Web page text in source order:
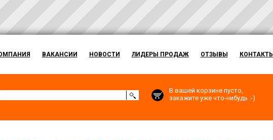
ВАКАНСИИ НОВОСТИ ЛИДЕРЫ ПРОДАЖ ОТЗЫВЫ КОНТАКТЫ
В вашей корзине пусто,
закажите уже что-нибудь :-)